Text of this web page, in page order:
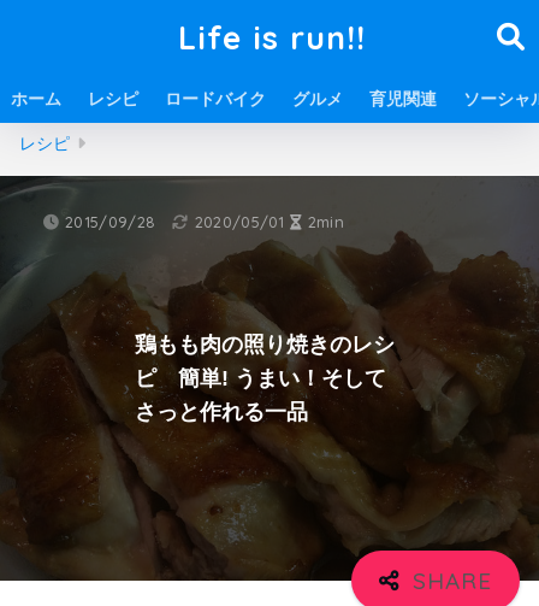
Life is run!!
ホーム レシピ ロードバイク グルメ 育児関連 ソーシャ
ホーム 料理 レシピ お肉を使ったレシピ
鶏肉を使った
レシピ
鶏もも肉の照り焼きのレシ
ピ 簡単! うまい！そして
さっと作れる一品
2015/09/28 2020/05/01 2min